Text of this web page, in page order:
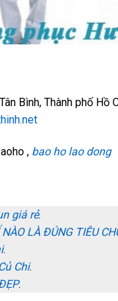
Bình, Thành phố Hồ
, bao ho lao dong
giá rẻ.
LÀ ĐÚNG TIÊU
.
Chi.
.